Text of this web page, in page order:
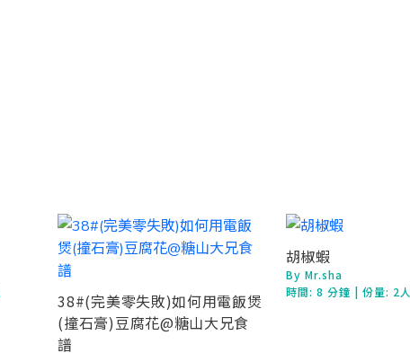
38#(完美零失敗)如何用電飯煲
(撞石膏)豆腐花@糖山大兄食
譜
胡椒蝦
By Mr.sha
時間: 8 分鐘 | 份量: 2人